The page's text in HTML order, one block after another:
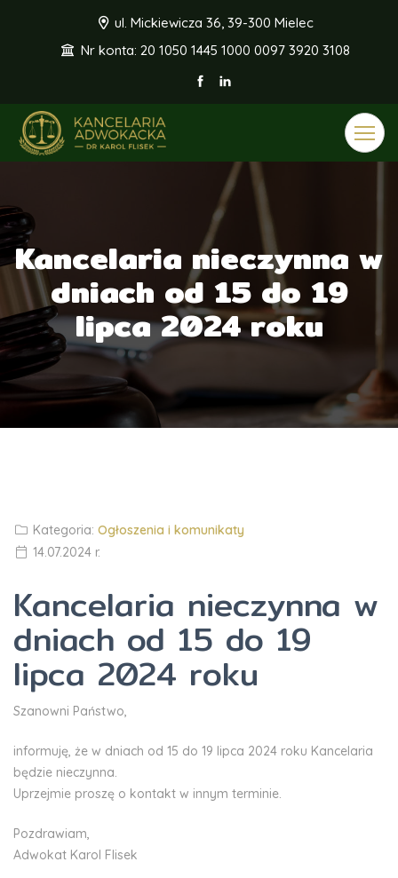
ul. Mickiewicza 36, 39-300 Mielec
Nr konta: 20 1050 1445 1000 0097 3920 3108
Toggle
Kancelaria nieczynna w
dniach od 15 do 19
lipca 2024 roku
Kategoria: Ogłoszenia i komunikaty
14.07.2024 r.
Kancelaria nieczynna w
dniach od 15 do 19
lipca 2024 roku
Szanowni Państwo,
informuję, że w dniach od 15 do 19 lipca 2024 roku Kancelaria
będzie nieczynna.
Uprzejmie proszę o kontakt w innym terminie.
Pozdrawiam,
Adwokat Karol Flisek